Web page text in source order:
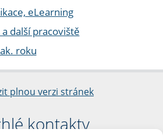
eLearning
další pracoviště
roku
plnou verzi stránek
kontakty